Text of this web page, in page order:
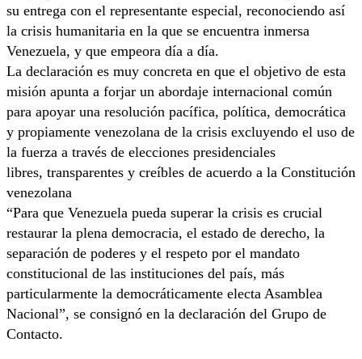
su entrega con el representante especial, reconociendo así
la crisis humanitaria en la que se encuentra inmersa
Venezuela, y que empeora día a día.
La declaración es muy concreta en que el objetivo de esta
misión apunta a forjar un abordaje internacional común
para apoyar una resolución pacífica, política, democrática
y propiamente venezolana de la crisis excluyendo el uso de
la fuerza a través de elecciones presidenciales
libres, transparentes y creíbles de acuerdo a la Constitución
venezolana
“Para que Venezuela pueda superar la crisis es crucial
restaurar la plena democracia, el estado de derecho, la
separación de poderes y el respeto por el mandato
constitucional de las instituciones del país, más
particularmente la democráticamente electa Asamblea
Nacional”, se consignó en la declaración del Grupo de
Contacto.